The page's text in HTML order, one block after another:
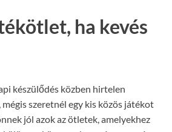
ha kevés
készülődés közben hirtelen
mégis szeretnél egy kis közös játékot
jól azok az ötletek, amelyekhez